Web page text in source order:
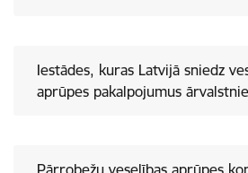
Iestādes, kuras Latvijā sniedz
aprūpes pakalpojumus
Pārrobežu veselības aprūpes